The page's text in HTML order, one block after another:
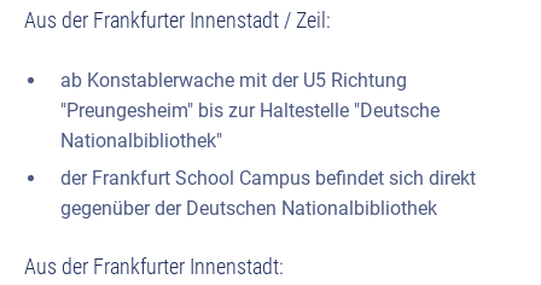
Aus der Frankfurter Innenstadt / Zeil:
ab Konstablerwache mit der U5 Richtung
"Preungesheim" bis zur Haltestelle "Deutsche
Nationalbibliothek"
der Frankfurt School Campus befindet sich direkt
gegenüber der Deutschen Nationalbibliothek
Aus der Frankfurter Innenstadt: